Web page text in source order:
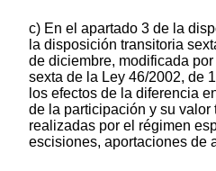
c) En el apartado 3 de la
la disposición transitoria
de diciembre, modificada
sexta de la Ley 46/2002, de
los efectos de la diferencia
de la participación y su
realizadas por el régimen
escisiones, aportaciones de